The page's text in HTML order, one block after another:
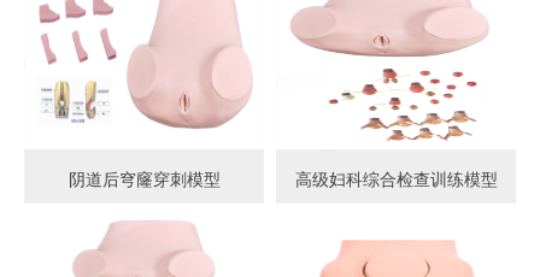
阴道后穹窿穿刺模型 高级妇科综合检查训练模型